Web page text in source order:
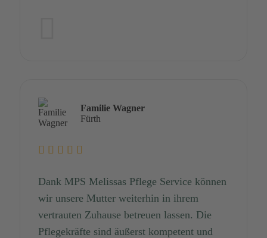
Familie Wagner
Fürth
Dank MPS Melissas Pflege Service können
wir unsere Mutter weiterhin in ihrem
vertrauten Zuhause betreuen lassen. Die
Pflegekräfte sind äußerst kompetent und